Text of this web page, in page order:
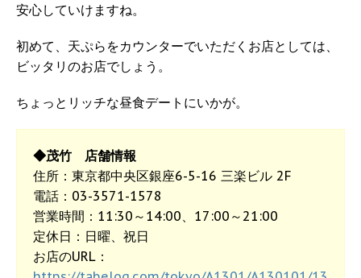
安心していけますね。
初めて、天ぷらをカウンターでいただくお店としては、
ビッタリのお店でしょう。
ちょっとリッチな昼食デートにいかが。
◆茂竹 店舗情報
住所：東京都中央区銀座6-5-16 三楽ビル 2F
電話：03-3571-1578
営業時間：11:30～14:00、17:00～21:00
定休日：日曜、祝日
お店のURL：